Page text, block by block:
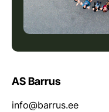
AS Barrus
info@barrus.ee